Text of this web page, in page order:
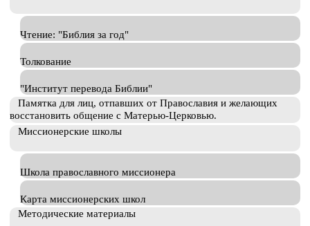
Чтение: "Библия за год"
Толкование
"Институт перевода Библии"
Памятка для лиц, отпавших от Православия и желающих
восстановить общение с Матерью-Церковью.
Миссионерские школы
Школа православного миссионера
Карта миссионерских школ
Методические материалы